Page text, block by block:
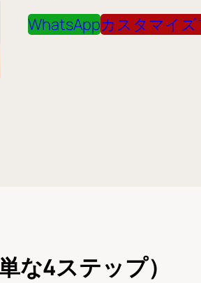
WhatsAppカスタマイズ
な4ステップ）